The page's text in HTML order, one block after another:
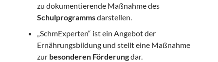
zu dokumentierende Maßnahme des
Schulprogrammsdarstellen.
„SchmExperten“ ist ein Angebot der
Ernährungsbildung und stellt eine Maßnahme
zur besonderen Förderungdar.